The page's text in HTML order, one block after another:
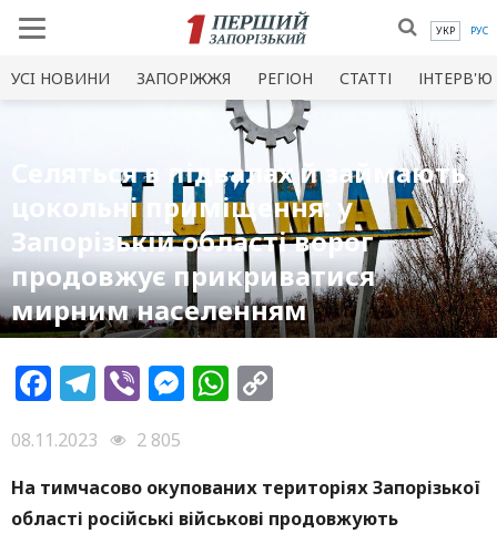
УКР РУС
УСI НОВИНИ ЗАПОРІЖЖЯ РЕГІОН СТАТТІ ІНТЕРВ'Ю
Селяться в підвалах й займають
цокольні приміщення: у
Запорізькій області ворог
продовжує прикриватися
мирним населенням
Facebook
Telegram
ViberMessenger
WhatsApp
08.11.2023
2 805
На тимчасово окупованих територіях Запорізької
області російські військові продовжують